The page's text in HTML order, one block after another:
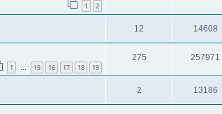
1 2
12 14608
1 … 15 16 17 18 19
275 257971
2 13186